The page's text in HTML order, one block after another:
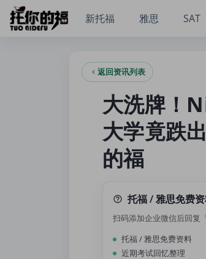
大洗牌！Niche2026全美最佳大学排名出炉，
新托福
雅思 SAT
返回资讯列表
大洗牌！
大学竟跌
的福
托福 / 雅思免费
扫码添加企业微信后回复
托福 / 雅思免费资料
近期考试回忆整理